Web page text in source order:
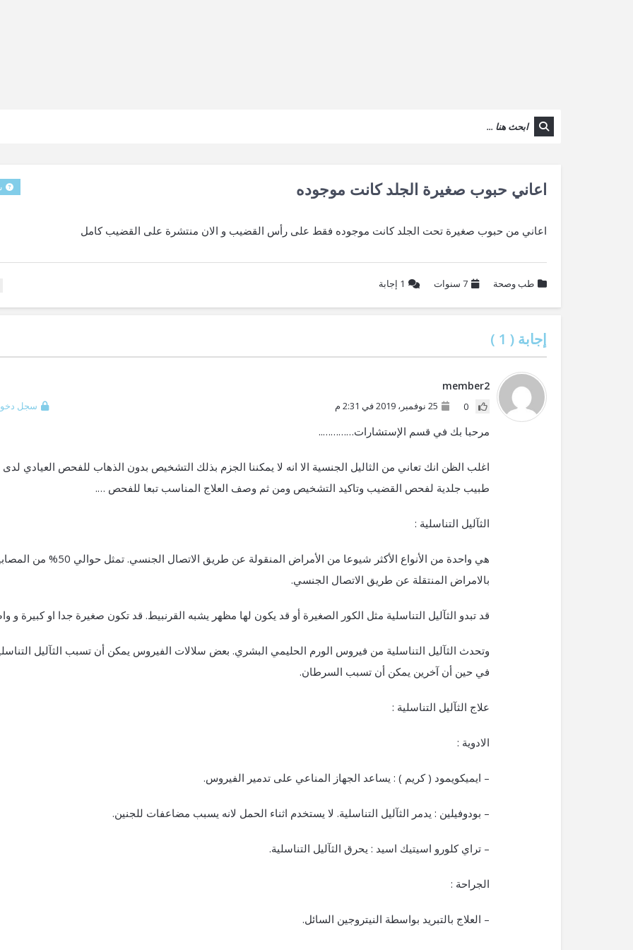
اعاني حبوب صغيرة الجلد كانت موجوده
اعاني من حبوب صغيرة تحت الجلد كانت موجوده فقط على رأس القضيب و الان منتشرة على القضيب كامل
طب وصحة 7 سنوات 1 إجابة
إجابة ( 1
)
member2
0 25 نوفمبر، 2019 في 2:31 م سجل
مرحبا بك في قسم الإستشارات…………..
اغلب الظن انك تعاني من الثاليل الجنسية الا انه لا يمكننا الجزم بذلك التشخيص بدون الذهاب للفحص العيادي لدى
طبيب جلدية لفحص القضيب وتاكيد التشخيص ومن ثم وصف العلاج المناسب تبعا للفحص ….
الثآليل التناسلية :
هي واحدة من الأنواع الأكثر شيوعا من الأمراض المنقولة عن طريق الاتصال الجنسي. تمثل
بالامراض المنتقلة عن طريق الاتصال الجنسي.
قد تبدو الثآليل التناسلية مثل الكور الصغيرة أو قد يكون لها مظهر يشبه القرنبيط. قد تكون صغيرة جدا او كبيرة و
وتحدث الثآليل التناسلية من فيروس الورم الحليمي البشري. بعض سلالات الفيروس يمكن أن تسبب الثآليل
في حين أن آخرين يمكن أن تسبب السرطان.
علاج الثآليل التناسلية :
الادوية :
– ايميكويمود ( كريم ) : يساعد الجهاز المناعي على تدمير الفيروس.
– بودوفيلين : يدمر الثآليل التناسلية. لا يستخدم اثناء الحمل لانه يسبب مضاعفات للجنين.
– تراي كلورو اسيتيك اسيد : يحرق الثآليل التناسلية.
الجراحة :
– العلاج بالتبريد بواسطة النيتروجين السائل.